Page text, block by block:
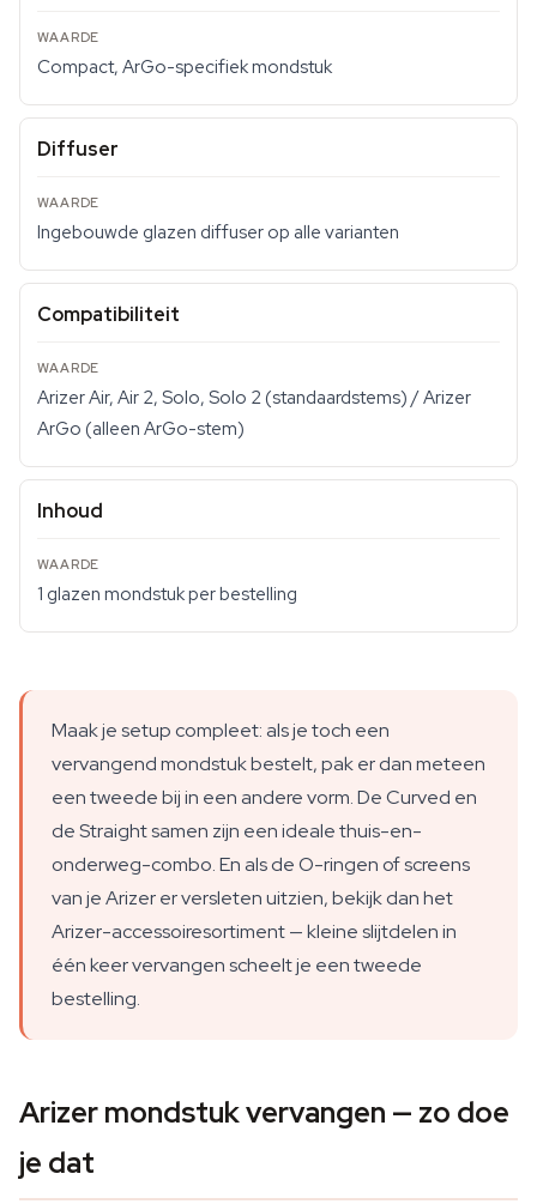
Compact, ArGo-specifiek mondstuk
Diffuser
Ingebouwde glazen diffuser op alle varianten
Compatibiliteit
Arizer Air, Air 2, Solo, Solo 2 (standaardstems) / Arizer
ArGo (alleen ArGo-stem)
Inhoud
1 glazen mondstuk per bestelling
Maak je setup compleet: als je toch een
vervangend mondstuk bestelt, pak er dan meteen
een tweede bij in een andere vorm. De Curved en
de Straight samen zijn een ideale thuis-en-
onderweg-combo. En als de O-ringen of screens
van je Arizer er versleten uitzien, bekijk dan het
Arizer-accessoiresortiment — kleine slijtdelen in
één keer vervangen scheelt je een tweede
bestelling.
Arizer mondstuk vervangen — zo doe
je dat